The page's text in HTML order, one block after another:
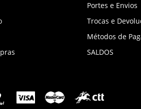
Portes e Envios
Trocas e
Métodos de
SALDOS